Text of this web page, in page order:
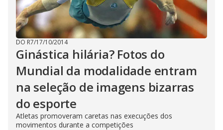
DO R7/17/10/2014
Ginástica hilária? Fotos do
Mundial da modalidade entram
na seleção de imagens bizarras
do esporte
Atletas promoveram caretas nas execuções dos
movimentos durante a competições